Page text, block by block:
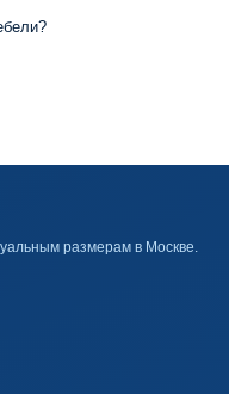
размерам в Москве.